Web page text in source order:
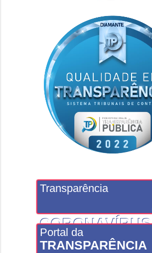
Transparência
CORONAVÍRUS
Portal da
TRANSPARÊNCIA